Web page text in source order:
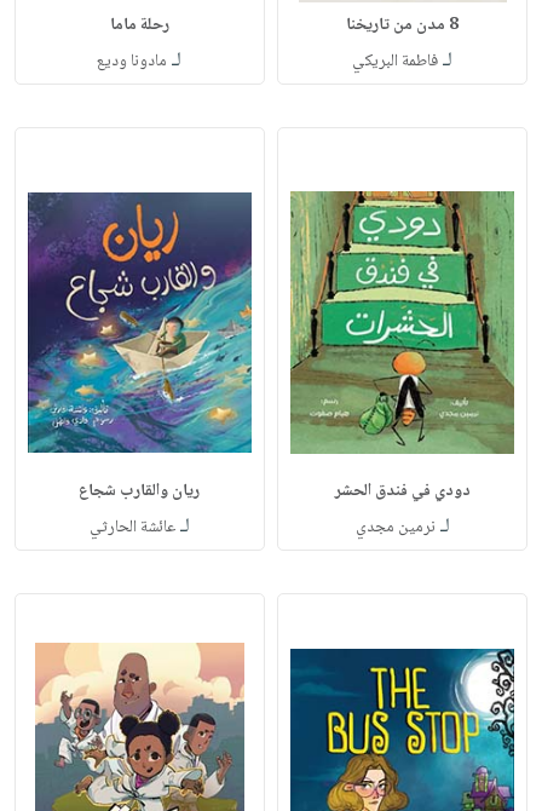
8 مدن من تاريخنا
لـفاطمة البريكي
رحلة ماما
لـ مادونا وديع
دودي في فندق الحشر
لـ نرمين مجدي
ريان والقارب شجاع
لـعائشة الحارثي